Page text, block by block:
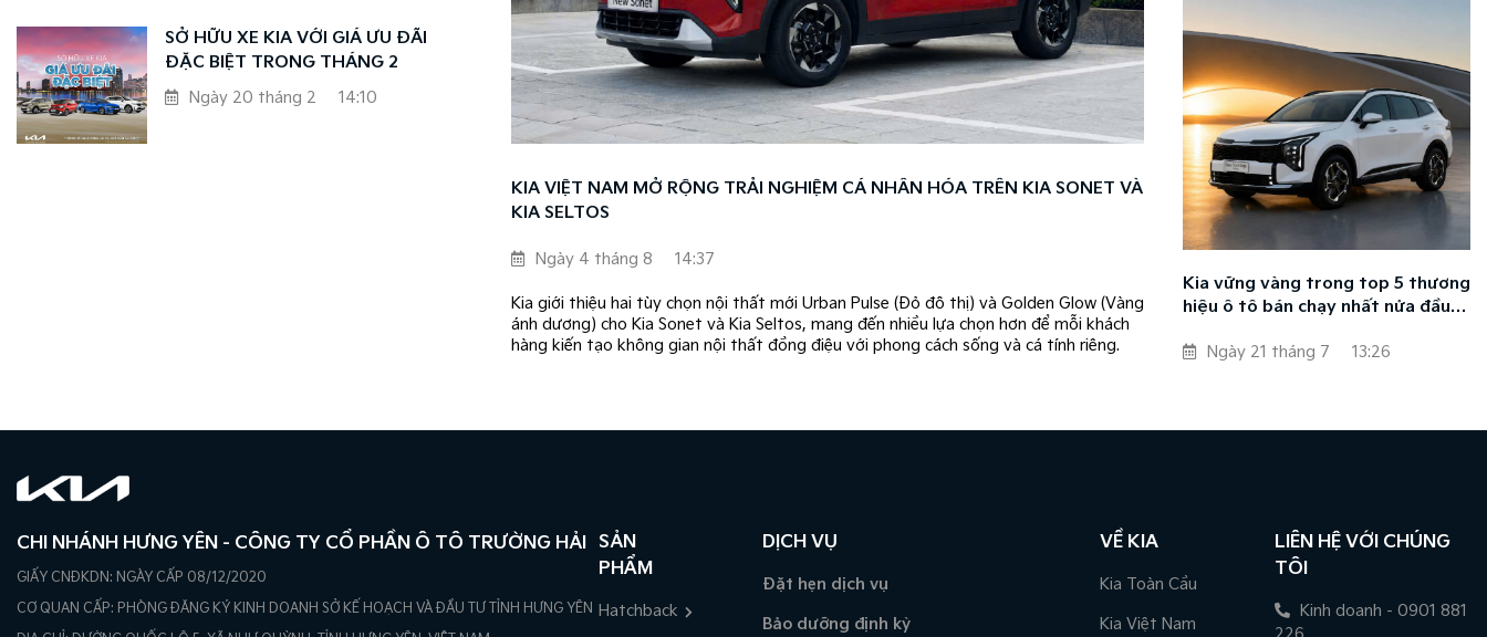
SỞ HỮU XE KIA VỚI GIÁ ƯU ĐÃI
ĐẶC BIỆT TRONG THÁNG 2
Ngày 20 tháng 2
14:10
KIA VIỆT NAM MỞ RỘNG TRẢI NGHIỆM CÁ NHÂN HÓA TRÊN KIA SONET VÀ
KIA SELTOS
Ngày 4 tháng 8 14:37
Kia giới thiệu hai tùy chọn nội thất mới Urban Pulse (Đỏ đô thị) và Golden Glow (Vàng
ánh dương) cho Kia Sonet và Kia Seltos, mang đến nhiều lựa chọn hơn để mỗi khách
hàng kiến tạo không gian nội thất đồng điệu với phong cách sống và cá tính riêng.
Kia vững vàng trong top 5 thương
hiệu ô tô bán chạy nhất nửa đầu
Ngày 21 tháng 7
13:26
CHI NHÁNH HƯNG YÊN - CÔNG TY CỔ PHẦN Ô TÔ TRƯỜNG HẢI
GIẤY CNĐKDN: NGÀY CẤP 08/12/2020
CƠ QUAN CẤP: PHÒNG ĐĂNG KÝ KINH DOANH SỞ KẾ HOẠCH VÀ ĐẦU TƯ TỈNH HƯNG YÊN
SẢN
PHẨM
Hatchback
DỊCH VỤ
Đặt hẹn dịch vụ
Bảo dưỡng định kỳ
VỀ KIA
Kia Toàn Cầu
Kia Việt Nam
LIÊN HỆ VỚI CHÚNG
TÔI
Kinh doanh - 0901 881